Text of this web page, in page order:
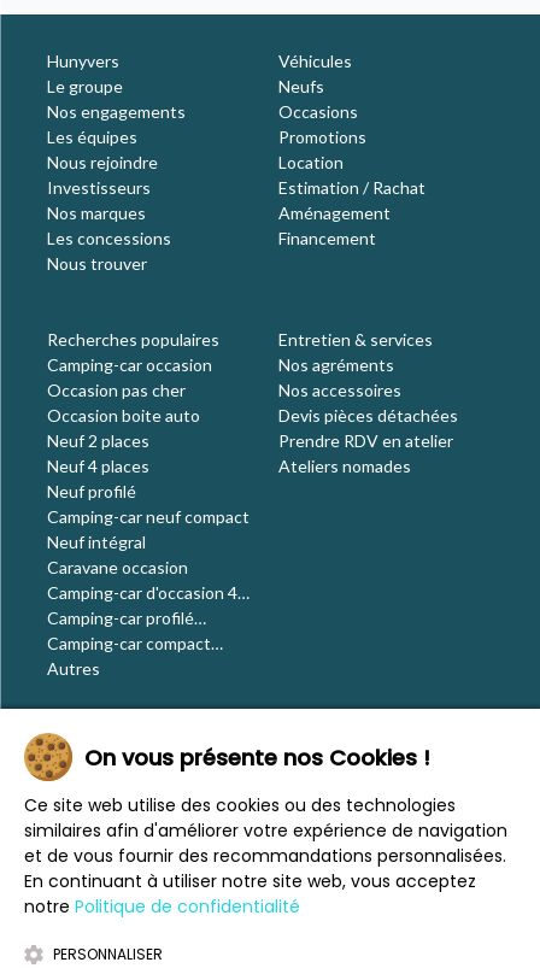
Hunyvers
Le groupe
Nos engagements
Les équipes
Nous rejoindre
Investisseurs
Nos marques
Les concessions
Nous trouver
Véhicules
Neufs
Occasions
Promotions
Location
Estimation / Rachat
Aménagement
Financement
Recherches populaires
Camping-car occasion
Occasion pas cher
Occasion boite auto
Neuf 2 places
Neuf 4 places
Neuf profilé
Camping-car neuf compact
Neuf intégral
Caravane occasion
Camping-car d'occasion 4
places
Camping-car profilé
occasion
Camping-car compact
occasion
Autres
Entretien & services
Nos agréments
Nos accessoires
Devis pièces détachées
Prendre RDV en atelier
Ateliers nomades
Le blog
Actualités
Évènements
Nos conseils
Vos voyages
CaraMaps
Espace presse
Mentions légales
On vous présente nos Cookies !
Ce site web utilise des cookies ou des technologies
similaires afin d'améliorer votre expérience de navigation
et de vous fournir des recommandations personnalisées.
En continuant à utiliser notre site web, vous acceptez
notre Politique de confidentialité
PERSONNALISER